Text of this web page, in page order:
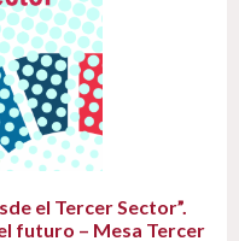
el Tercer Sector”.
futuro – Mesa Tercer